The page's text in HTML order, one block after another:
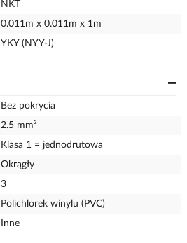
NKT
0.011m x 0.011m x 1m
YKY (NYY-J)
Bez pokrycia
2.5 mm²
Klasa 1 = jednodrutowa
Okrągły
3
Polichlorek winylu (PVC)
Inne